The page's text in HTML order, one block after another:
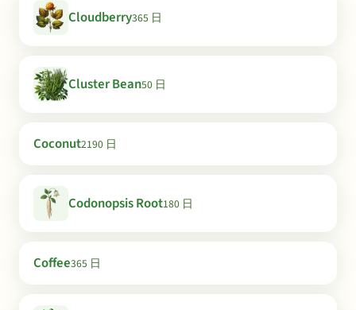
Cloudberry365 日
Cluster Bean50 日
Coconut2190 日
Codonopsis Root180 日
Coffee365 日